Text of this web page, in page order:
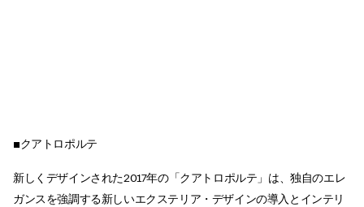
■クアトロポルテ
新しくデザインされた2017年の「クアトロポルテ」は、独自のエレ
ガンスを強調する新しいエクステリア・デザインの導入とインテリ